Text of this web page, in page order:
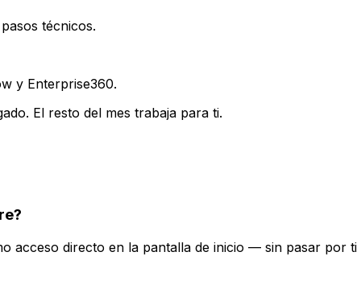
técnicos.
y Enterprise360.
El resto del mes trabaja para ti.
acceso directo en la pantalla de inicio — sin pasar por